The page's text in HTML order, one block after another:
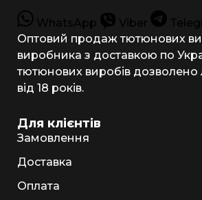
WhatsApp Viber
Оптовий продаж тютюнових
виробника з доставкою по
тютюнових виробів
від 18 років.
Для клієнтів
Замовлення
Доставка
Оплата